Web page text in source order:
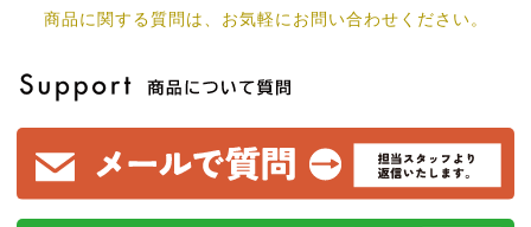
商品に関する質問は、お気軽にお問い合わせください。